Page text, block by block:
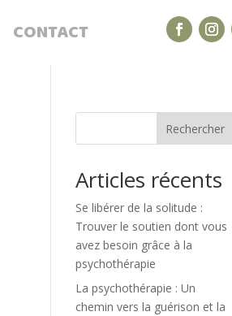
CONTACT
Rechercher
Articles récents
Se libérer de la solitude :
Trouver le soutien dont vous
avez besoin grâce à la
psychothérapie
La psychothérapie : Un
chemin vers la guérison et la